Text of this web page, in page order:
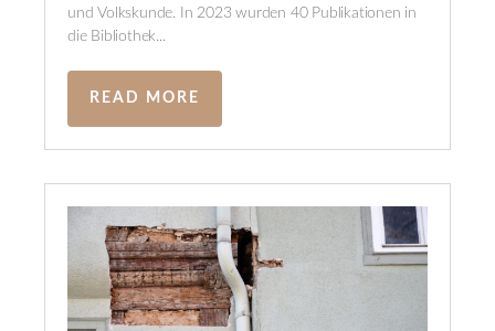
und Volkskunde. In 2023 wurden 40 Publikationen in
die Bibliothek...
READ MORE